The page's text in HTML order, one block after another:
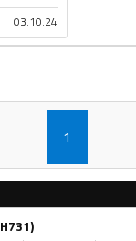
03.10.24
1
)